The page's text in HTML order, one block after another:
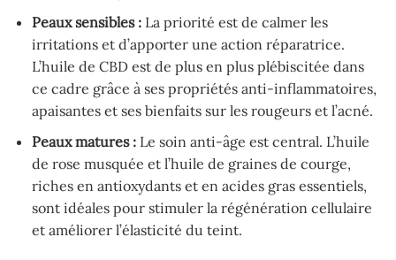
Peaux sensibles :La priorité est de calmer les
irritations et d’apporter une action réparatrice.
L’huile de CBD est de plus en plus plébiscitée dans
ce cadre grâce à ses propriétés anti-inflammatoires,
apaisantes et ses bienfaits sur les rougeurs et l’acné.
Peaux matures :Le soin anti-âge est central. L’huile
de rose musquée et l’huile de graines de courge,
riches en antioxydants et en acides gras essentiels,
sont idéales pour stimuler la régénération cellulaire
et améliorer l’élasticité du teint.